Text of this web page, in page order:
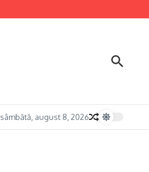
sâmbătă, august 8, 2026